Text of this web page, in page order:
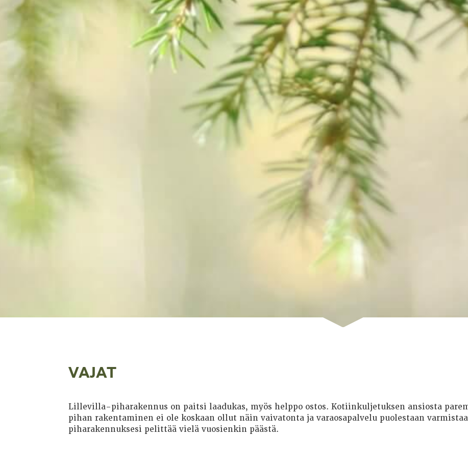
VAJAT
Lillevilla-piharakennus on paitsi laadukas, myös helppo ostos. Kotiinkuljetuksen ansiosta
pihan rakentaminen ei ole koskaan ollut näin vaivatonta ja varaosapalvelu puolestaan
piharakennuksesi pelittää vielä vuosienkin päästä.